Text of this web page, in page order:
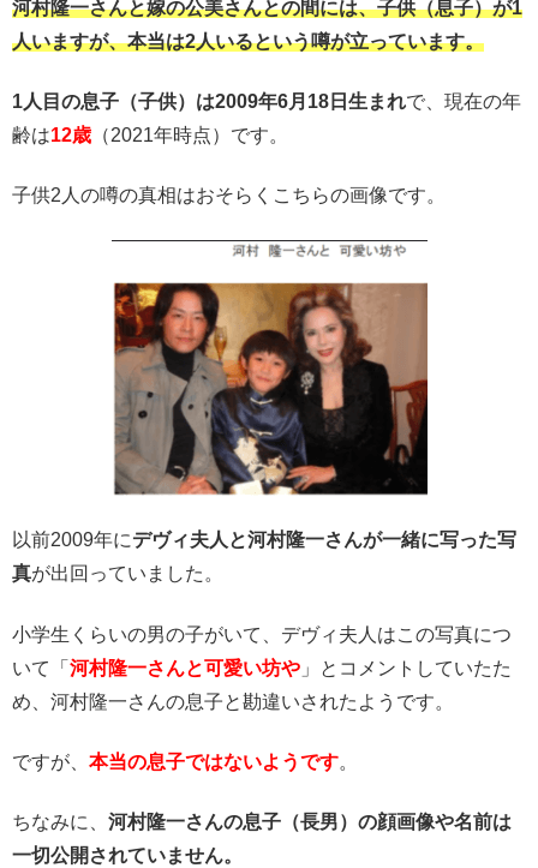
河村隆一さんと嫁の公美さんとの間には、子供（息子）が1
人いますが、本当は2人いるという噂が立っています。
1人目の息子（子供）は2009年6月18日生まれで、現在の年
齢は12歳 （2021年時点）です。
子供2人の噂の真相はおそらくこちらの画像です。
以前2009年にデヴィ夫人と河村隆一さんが一緒に写った写
真が出回っていました。
小学生くらいの男の子がいて、デヴィ夫人はこの写真につ
いて「 河村隆一さんと可愛い坊や 」とコメントしていたた
め、河村隆一さんの息子と勘違いされたようです。
ですが、 本当の息子ではないようです。
ちなみに、 河村隆一さんの息子（長男）の顔画像や名前は
一切公開されていません。